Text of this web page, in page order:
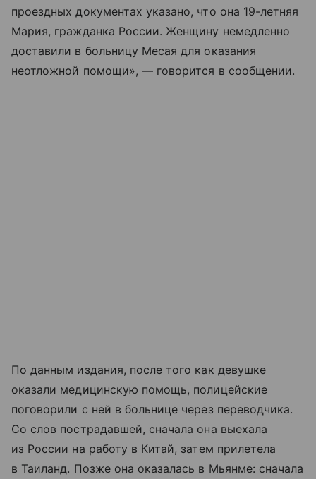
проездных документах указано, что она 19-летняя
Мария, гражданка России. Женщину немедленно
доставили в больницу Месая для оказания
неотложной помощи», — говорится в сообщении.
По данным издания, после того как девушке
оказали медицинскую помощь, полицейские
поговорили с ней в больнице через переводчика.
Со слов пострадавшей, сначала она выехала
из России на работу в Китай, затем прилетела
в Таиланд. Позже она оказалась в Мьянме: сначала